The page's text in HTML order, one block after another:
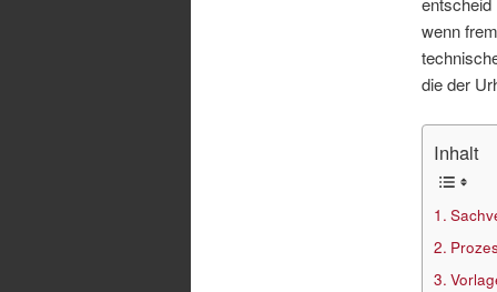
wenn
die der
Inhalt